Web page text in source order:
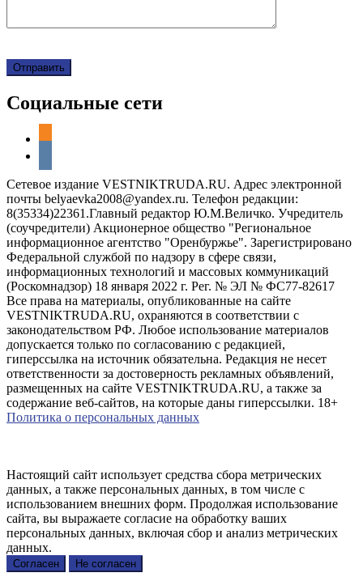
Социальные сети
Сетевое издание VESTNIKTRUDA.RU. Адрес электронной
почты belyaevka2008@yandex.ru. Телефон редакции:
8(35334)22361.Главный редактор Ю.М.Величко. Учредитель
(соучредители) Акционерное общество "Региональное
информационное агентство "Оренбуржье". Зарегистрировано
Федеральной службой по надзору в сфере связи,
информационных технологий и массовых коммуникаций
(Роскомнадзор) 18 января 2022 г. Рег. № ЭЛ № ФС77-82617
Все права на материалы, опубликованные на сайте
VESTNIKTRUDA.RU, охраняются в соответствии с
законодательством РФ. Любое использование материалов
допускается только по согласованию с редакцией,
гиперссылка на источник обязательна. Редакция не несет
ответственности за достоверность рекламных объявлений,
размещенных на сайте VESTNIKTRUDA.RU, а также за
содержание веб-сайтов, на которые даны гиперссылки. 18+
Политика о персональных данных
Настоящий сайт использует средства сбора метрических
данных, а также персональных данных, в том числе с
использованием внешних форм. Продолжая использование
сайта, вы выражаете согласие на обработку ваших
персональных данных, включая сбор и анализ метрических
данных.
Согласен Не согласен